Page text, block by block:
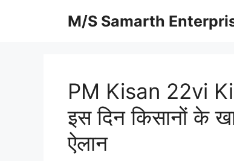
M/S Samarth
PM Kisan 22vi
इस दिन किसानों के
ऐलान